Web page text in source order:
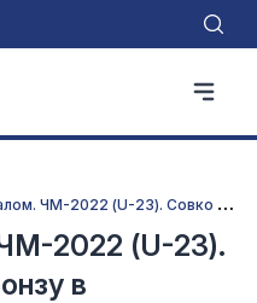
Г
ребной слалом. ЧМ-2022 (U-23). Совко выиграл бронзу в экстремальном спуске
2022 (U-23).
в